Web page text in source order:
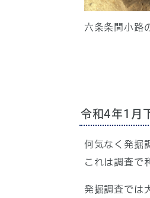
六条条間小路
令和4年1月
何気なく発掘
これは調査で
発掘調査では